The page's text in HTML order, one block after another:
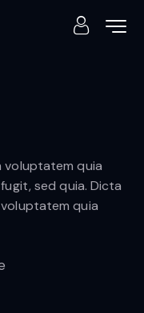
voluptatem quia
sed quia. Dicta
quia